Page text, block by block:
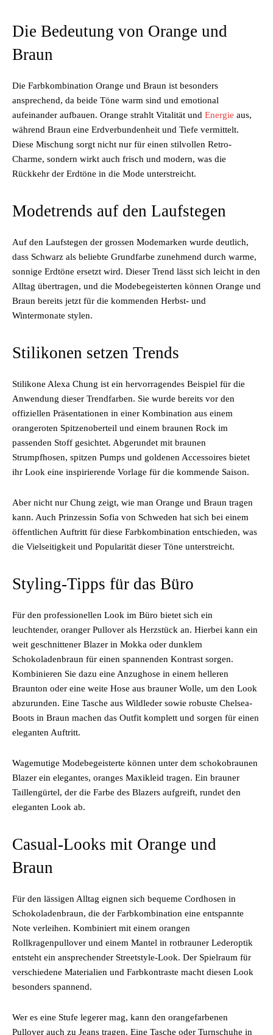
Die Bedeutung von Orange und
Braun
Die Farbkombination Orange und Braun ist besonders
ansprechend, da beide Töne warm sind und emotional
aufeinander aufbauen. Orange strahlt Vitalität und Energie aus,
während Braun eine Erdverbundenheit und Tiefe vermittelt.
Diese Mischung sorgt nicht nur für einen stilvollen Retro-
Charme, sondern wirkt auch frisch und modern, was die
Rückkehr der Erdtöne in die Mode unterstreicht.
Modetrends auf den Laufstegen
Auf den Laufstegen der grossen Modemarken wurde deutlich,
dass Schwarz als beliebte Grundfarbe zunehmend durch warme,
sonnige Erdtöne ersetzt wird. Dieser Trend lässt sich leicht in den
Alltag übertragen, und die Modebegeisterten können Orange und
Braun bereits jetzt für die kommenden Herbst- und
Wintermonate stylen.
Stilikonen setzen Trends
Stilikone Alexa Chung ist ein hervorragendes Beispiel für die
Anwendung dieser Trendfarben. Sie wurde bereits vor den
offiziellen Präsentationen in einer Kombination aus einem
orangeroten Spitzenoberteil und einem braunen Rock im
passenden Stoff gesichtet. Abgerundet mit braunen
Strumpfhosen, spitzen Pumps und goldenen Accessoires bietet
ihr Look eine inspirierende Vorlage für die kommende Saison.
Aber nicht nur Chung zeigt, wie man Orange und Braun tragen
kann. Auch Prinzessin Sofia von Schweden hat sich bei einem
öffentlichen Auftritt für diese Farbkombination entschieden, was
die Vielseitigkeit und Popularität dieser Töne unterstreicht.
Styling-Tipps für das Büro
Für den professionellen Look im Büro bietet sich ein
leuchtender, oranger Pullover als Herzstück an. Hierbei kann ein
weit geschnittener Blazer in Mokka oder dunklem
Schokoladenbraun für einen spannenden Kontrast sorgen.
Kombinieren Sie dazu eine Anzughose in einem helleren
Braunton oder eine weite Hose aus brauner Wolle, um den Look
abzurunden. Eine Tasche aus Wildleder sowie robuste Chelsea-
Boots in Braun machen das Outfit komplett und sorgen für einen
eleganten Auftritt.
Wagemutige Modebegeisterte können unter dem schokobraunen
Blazer ein elegantes, oranges Maxikleid tragen. Ein brauner
Taillengürtel, der die Farbe des Blazers aufgreift, rundet den
eleganten Look ab.
Casual-Looks mit Orange und
Braun
Für den lässigen Alltag eignen sich bequeme Cordhosen in
Schokoladenbraun, die der Farbkombination eine entspannte
Note verleihen. Kombiniert mit einem orangen
Rollkragenpullover und einem Mantel in rotbrauner Lederoptik
entsteht ein ansprechender Streetstyle-Look. Der Spielraum für
verschiedene Materialien und Farbkontraste macht diesen Look
besonders spannend.
Wer es eine Stufe legerer mag, kann den orangefarbenen
Pullover auch zu Jeans tragen. Eine Tasche oder Turnschuhe in